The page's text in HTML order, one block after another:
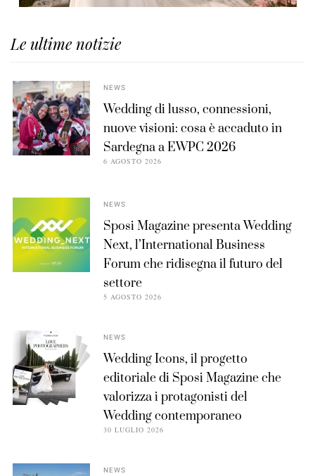
Le ultime notizie
NEWS
Wedding di lusso, connessioni,
nuove visioni: cosa è accaduto in
Sardegna a EWPC 2026
6 AGOSTO 2026
NEWS
Sposi Magazine presenta Wedding
Next, l’International Business
Forum che ridisegna il futuro del
settore
5 AGOSTO 2026
NEWS
Wedding Icons, il progetto
editoriale di Sposi Magazine che
valorizza i protagonisti del
Wedding contemporaneo
30 LUGLIO 2026
NEWS